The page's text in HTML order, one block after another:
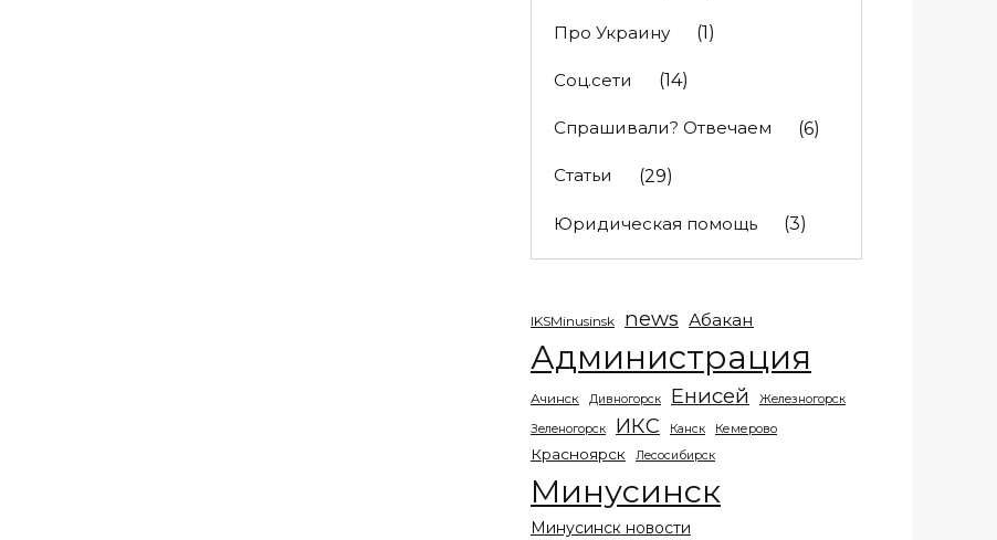
Про Украину (1)
Соц.сети (14)
Спрашивали? Отвечаем (6)
Статьи (29)
Юридическая помощь (3)
IKSMinusinsk news Абакан
Администрация
Ачинск Дивногорск Енисей Железногорск
Зеленогорск ИКС Канск Кемерово
Красноярск Лесосибирск
Минусинск
Минусинск новости